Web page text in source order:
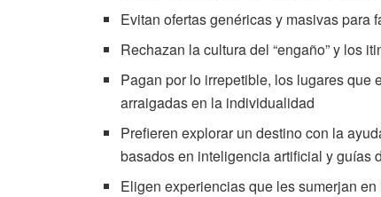
Evitan ofertas genéricas y masivas para
Rechazan la cultura del “engaño” y los
Pagan por lo irrepetible, los lugares que
arraigadas en la individualidad
Prefieren explorar un destino con la
basados en inteligencia artificial y guías
Eligen experiencias que les sumerjan